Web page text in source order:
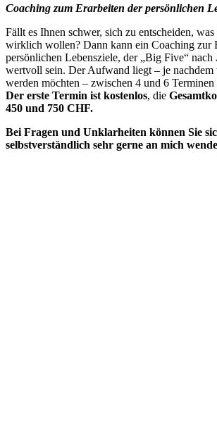
Coaching zum Erarbeiten der persönlichen
Fällt es Ihnen schwer, sich zu entscheiden,
wirklich wollen? Dann kann ein Coaching zur
persönlichen Lebensziele, der „Big Five“ nach
wertvoll sein. Der Aufwand liegt – je nachdem
werden möchten – zwischen 4 und 6
Der erste Termin ist kostenlos, die
450 und 750 CHF.
Bei Fragen und Unklarheiten können Sie
selbstverständlich sehr gerne an mich